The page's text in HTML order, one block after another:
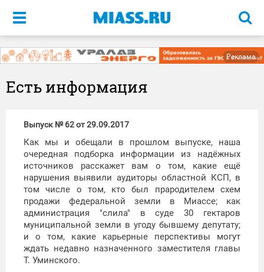
Меню
Реклама
Есть информация
Выпуск № 62 от 29.09.2017
Как мы и обещали в прошлом выпуске, наша
очередная подборка информации из надёжных
источников расскажет вам о том, какие ещё
нарушения выявили аудиторы областной КСП, в
том числе о том, кто был прародителем схем
продажи федеральной земли в Миассе; как
администрация "слила" в суде 30 гектаров
муниципальной земли в угоду бывшему депутату;
и о том, какие карьерные перспективы могут
ждать недавно назначенного заместителя главы
Т. Уминского.